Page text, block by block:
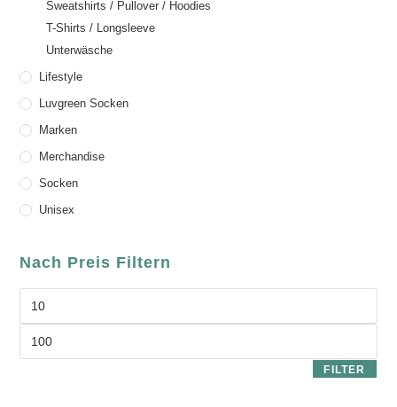
Sweatshirts / Pullover / Hoodies
T-Shirts / Longsleeve
Unterwäsche
Lifestyle
Luvgreen Socken
Marken
Merchandise
Socken
Unisex
Nach Preis Filtern
FILTER